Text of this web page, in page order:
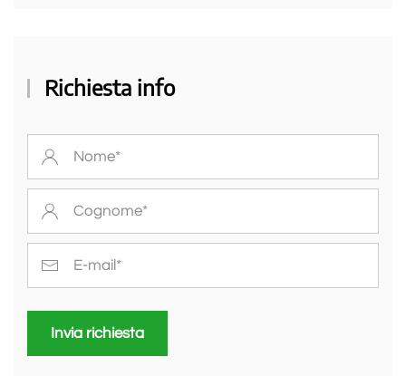
Richiesta info
Invia richiesta